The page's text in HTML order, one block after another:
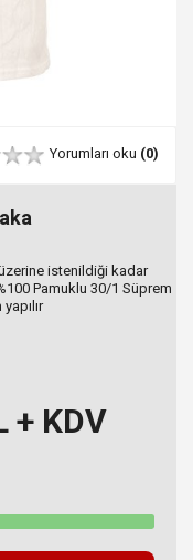
Yorumları oku (0)
istenildiği kadar
Pamuklu 30/1 Süprem
+ KDV